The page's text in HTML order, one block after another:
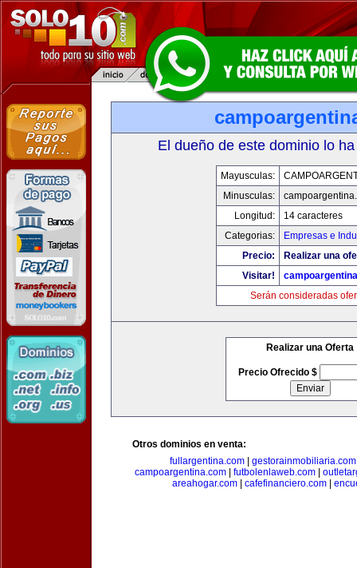
El dueño de este dominio lo
Mayusculas:
Minusculas:
Longitud:
14 caracteres
Categorias:
Empresas e
Precio:
Realizar una
Visitar!
Serán consideradas
Realizar una Oferta
Precio Ofrecido $
Otros dominios en venta:
fullargentina.com
gestorainmobiliaria.com
campoargentina.com| futbolenlaweb.com|
areahogar.com| cafefinanciero.com|